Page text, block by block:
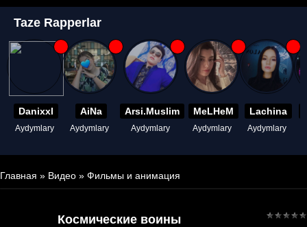
Taze Rapperlar
Danixxl
Aydymlary
AiNa
Aydymlary
Arsi.Muslim
Aydymlary
MeLHeM
Aydymlary
Lachina
Aydymlary
Главная » Видео » Фильмы и анимация
Космические воины